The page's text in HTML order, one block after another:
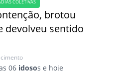
COLETIVAS
brotou
devolveu sentido
06 idosos e hoje